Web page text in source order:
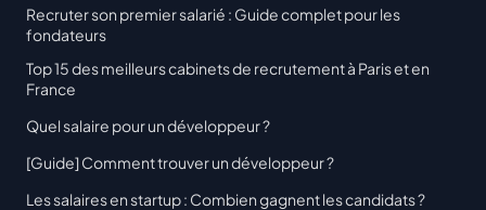
Recruter son premier salarié : Guide complet pour les
fondateurs
Top 15 des meilleurs cabinets de recrutement à Paris et en
France
Quel salaire pour un développeur ?
[Guide] Comment trouver un développeur ?
Les salaires en startup : Combien gagnent les candidats ?